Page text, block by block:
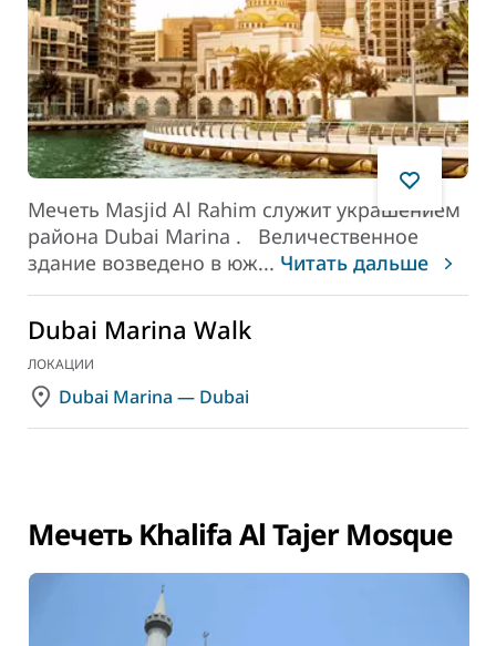
Мечеть Masjid Al Rahim служит украшением
района Dubai Marina .
Величественное
здание возведено в юж... Читать дальше
Dubai Marina Walk
ЛОКАЦИИ
Dubai Marina — Dubai
Мечеть Khalifa Al Tajer Mosque